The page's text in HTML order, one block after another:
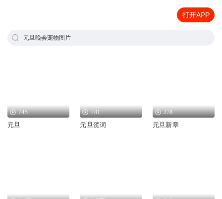
打开APP
元旦晚会宠物图片
745
元旦
781
元旦贺词
278
元旦新章